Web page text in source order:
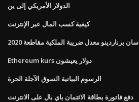
الدولار الأمريكي إلى ين
كيفية كسب المال عبر الإنترنت
سان برناردينو معدل ضريبة الملكية مقاطعة 2020
Ethereum kurs دولار يعيشون
الرسوم البيانية السوق الآجلة الحرة
دفع فاتورة بطاقة الائتمان باي بال على الانترنت